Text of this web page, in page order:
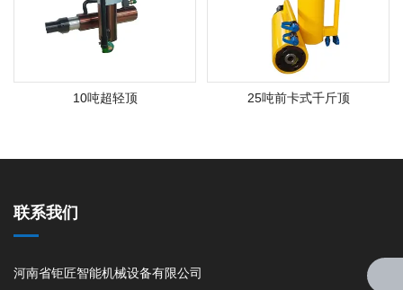
10吨超轻顶 25吨前卡式千斤顶
联系我们
河南省钜匠智能机械设备有限公司